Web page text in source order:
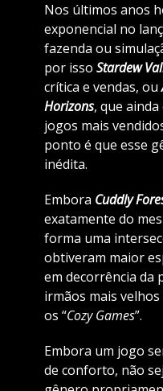
Nos últimos anos
exponencial no
fazenda ou
por isso Stardew
crítica e vendas, ou
Horizons, que
jogos mais
ponto é que esse
inédita.
Embora Cuddly
exatamente do
forma uma
obtiveram maior
em decorrência da
irmãos mais
os “Cozy Games”.
Embora um jogo
de conforto, não